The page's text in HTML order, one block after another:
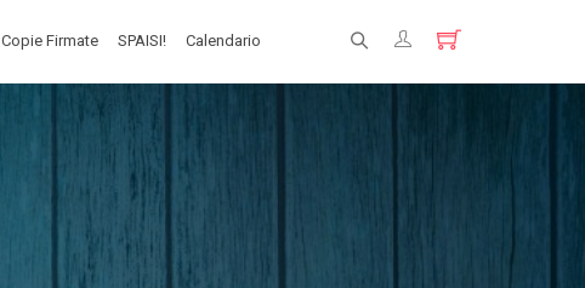
Copie Firmate SPAISI! Calendario